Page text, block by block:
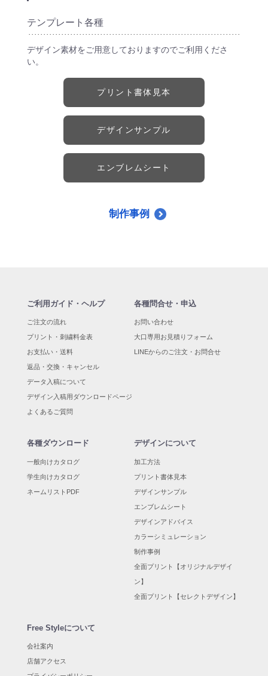
テンプレート各種
デザイン素材をご用意しておりますのでご利用くださ
い。
プリント書体見本
デザインサンプル
エンブレムシート
制作事例
ご利用ガイド・ヘルプ
ご注文の流れ
プリント・刺繍料金表
お支払い・送料
返品・交換・キャンセル
データ入稿について
デザイン入稿用ダウンロードページ
よくあるご質問
各種問合せ・申込
お問い合わせ
大口専用お見積りフォーム
LINEからのご注文・お問合せ
各種ダウンロード
一般向けカタログ
学生向けカタログ
ネームリストPDF
デザインについて
加工方法
プリント書体見本
デザインサンプル
エンブレムシート
デザインアドバイス
カラーシミュレーション
制作事例
全面プリント【オリジナルデザイ
ン】
全面プリント【セレクトデザイン】
Free Styleについて
会社案内
店舗アクセス